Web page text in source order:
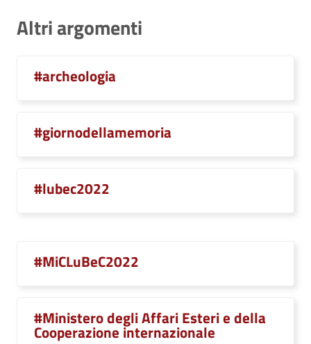
Altri argomenti
#archeologia
#giornodellamemoria
#lubec2022
#MiCLuBeC2022
#Ministero degli Affari Esteri e della
Cooperazione internazionale